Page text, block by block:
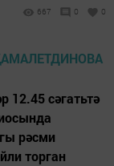
667 0 0
12.45 сәгатьтә
рәсми
торган